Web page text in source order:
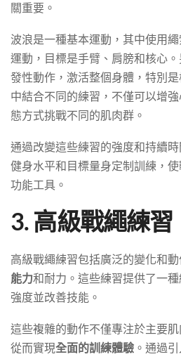
關重要。
波浪是一種基本運動，其中使用
運動，目標是手臂、肩膀和核心
發性動作，激活整個身體，特別
中結合不同的練習，不僅可以增
態方式挑戰不同的肌肉群。
通過改變這些練習的強度和持續
健身水平和目標量身定制訓練，
功能工具。
3. 高級戰繩練習
高級戰繩練習包括廣泛的變化和動
能力和耐力。這些練習提供了一
強度並改善技能。
這些複雜的動作不僅專注於主要
從而實現全面的訓練體驗 。通過